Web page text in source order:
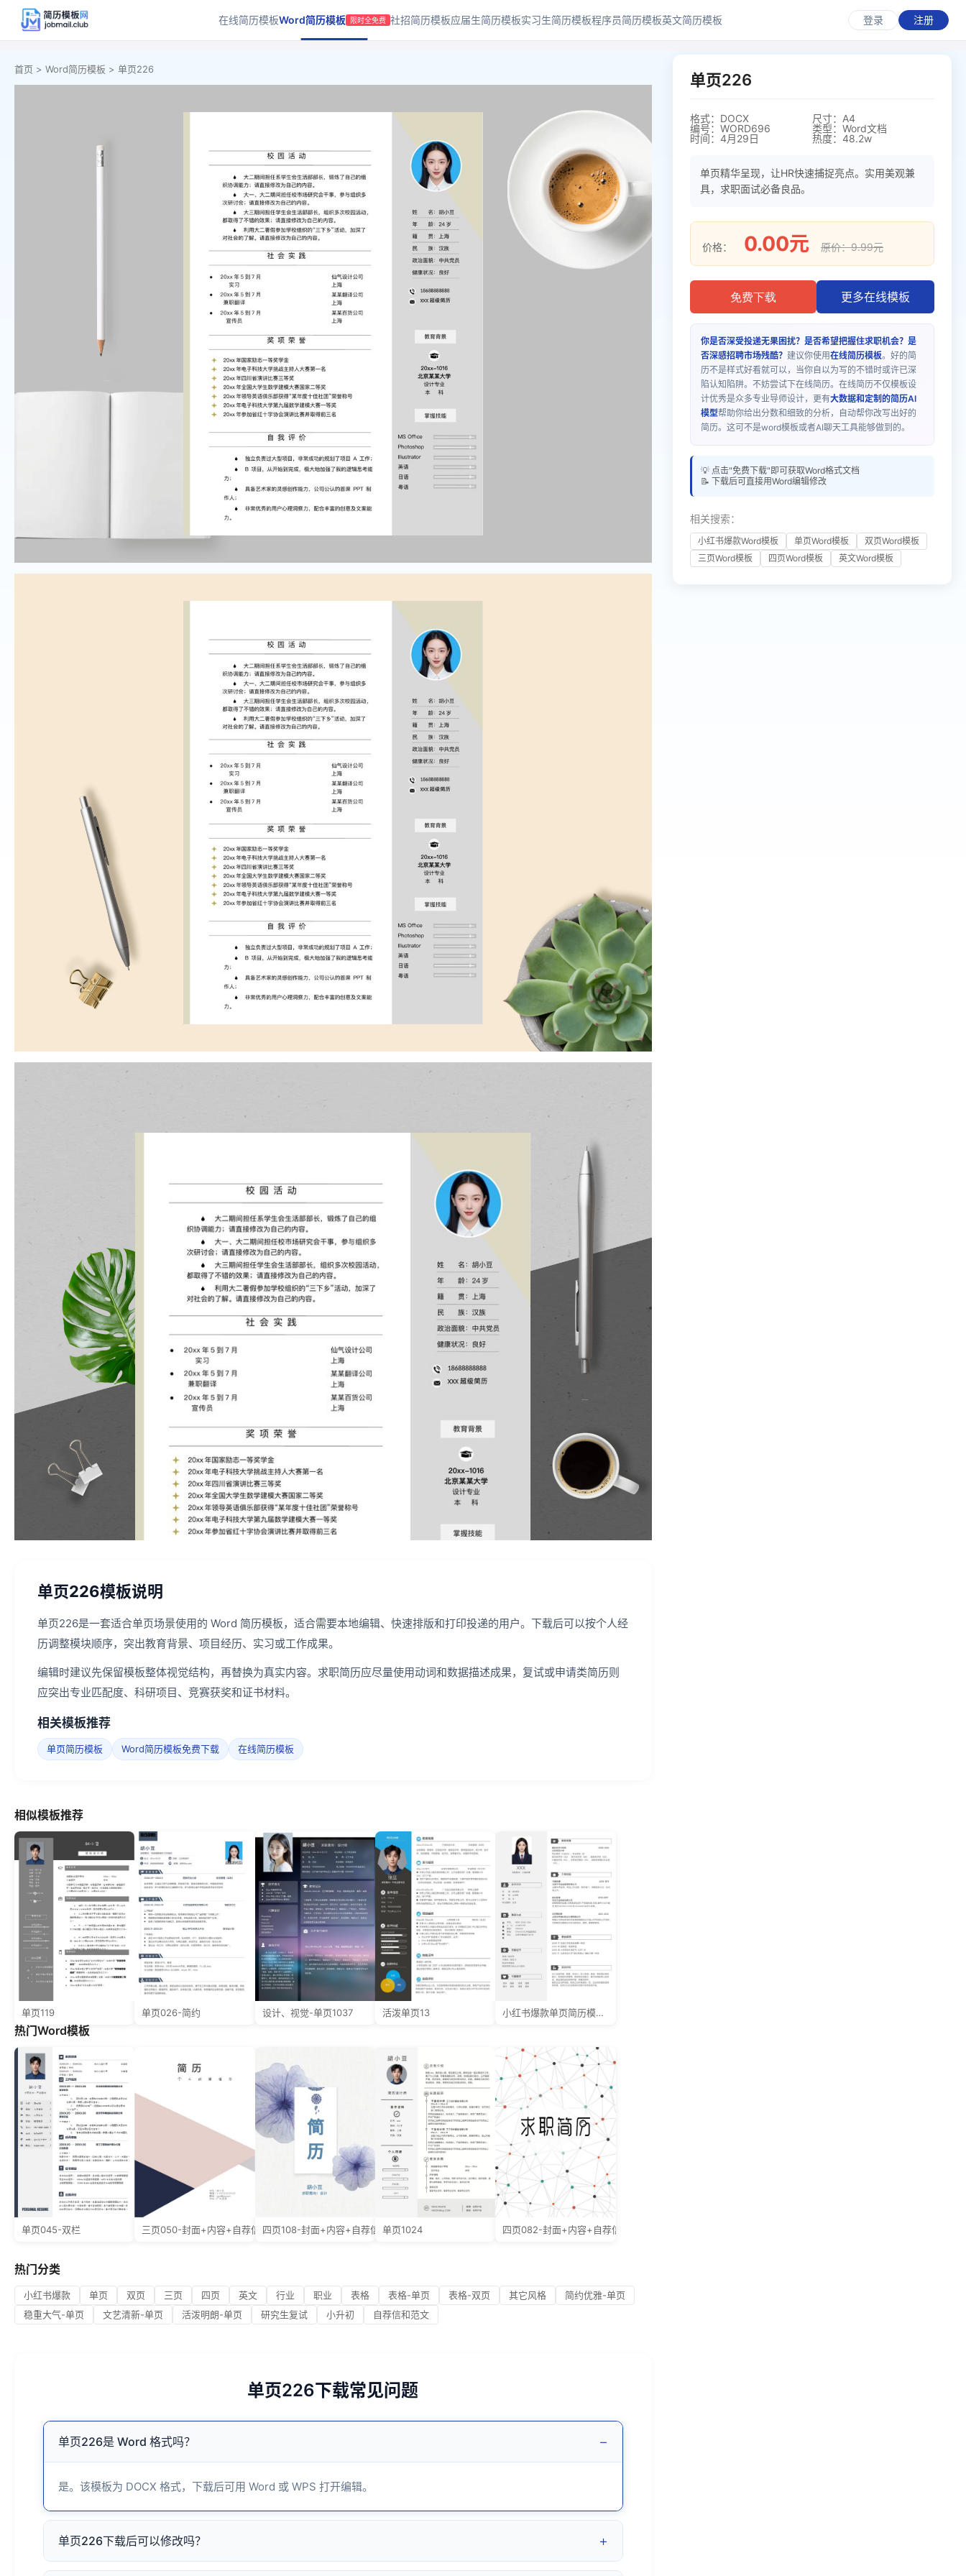
在线简历模板Word简历模板 限时全免费 社招简历模板应届生简历模板实习生简历模板程序员简历模板英文简历模板 登录 注册
首页 > Word简历模板 > 单页226
单页226模板说明
单页226是一套适合单页场景使用的 Word 简历模板，适合需要本地编辑、快速排版和打印投递的用户。下载后可以按个人经
历调整模块顺序，突出教育背景、项目经历、实习或工作成果。
编辑时建议先保留模板整体视觉结构，再替换为真实内容。求职简历应尽量使用动词和数据描述成果，复试或申请类简历则
应突出专业匹配度、科研项目、竞赛获奖和证书材料。
相关模板推荐
单页简历模板 Word简历模板免费下载 在线简历模板
相似模板推荐
单页119 单页026-简约 设计、视觉-单页1037 活泼单页13 小红书爆款单页简历模板87--超级简历模板
热门Word模板
单页045-双栏 三页050-封面+内容+自荐信 四页108-封面+内容+自荐信 单页1024 四页082-封面+内容+自荐信
热门分类
小红书爆款 单页 双页 三页 四页 英文 行业 职业 表格 表格-单页 表格-双页 其它风格
简约优雅-单页
稳重大气-单页
文艺清新-单页 活泼明朗-单页 研究生复试 小升初 自荐信和范文
单页226下载常见问题
单页226是 Word 格式吗？ −
是。该模板为 DOCX 格式，下载后可用 Word 或 WPS 打开编辑。
单页226下载后可以修改吗？ +
单页226
格式：DOCX
尺寸：A4
编号：WORD696
类型：Word文档
时间：4月29日
热度：48.2w
单页精华呈现，让HR快速捕捉亮点。实用美观兼
具，求职面试必备良品。
价格： 0.00元 原价：9.99元
免费下载 更多在线模板
你是否深受投递无果困扰？是否希望把握住求职机会？是
否深感招聘市场残酷？ 建议你使用在线简历模板。好的简
历不是样式好看就可以，当你自以为写的不错时或许已深
陷认知陷阱。不妨尝试下在线简历。在线简历不仅模板设
计优秀是众多专业导师设计，更有大数据和定制的简历AI
模型帮助你给出分数和细致的分析，自动帮你改写出好的
简历。这可不是word模板或者AI聊天工具能够做到的。
💡 点击"免费下载"即可获取Word格式文档
📝 下载后可直接用Word编辑修改
相关搜索：
小红书爆款Word模板 单页Word模板
双页Word模板
三页Word模板
四页Word模板 英文Word模板